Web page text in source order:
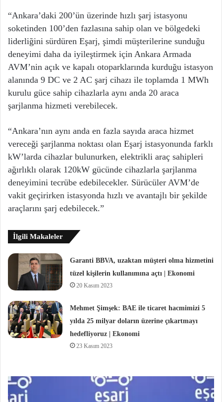
“Ankara’daki 200’ün üzerinde hızlı şarj istasyonu
soketinden 100’den fazlasına sahip olan ve bölgedeki
liderliğini sürdüren Eşarj, şimdi müşterilerine sunduğu
deneyimi daha da iyileştirmek için Ankara Armada
AVM’nin açık ve kapalı otoparklarında kurduğu istasyon
alanında 9 DC ve 2 AC şarj cihazı ile toplamda 1 MWh
kurulu güce sahip cihazlarla aynı anda 20 araca
şarjlanma hizmeti verebilecek.
“Ankara’nın aynı anda en fazla sayıda araca hizmet
vereceği şarjlanma noktası olan Eşarj istasyonunda farklı
kW’larda cihazlar bulunurken, elektrikli araç sahipleri
ağırlıklı olarak 120kW gücünde cihazlarla şarjlanma
deneyimini tecrübe edebilecekler. Sürücüler AVM’de
vakit geçirirken istasyonda hızlı ve avantajlı bir şekilde
araçlarını şarj edebilecek.”
İlgili Makaleler
Garanti BBVA, uzaktan müşteri olma hizmetini
tüzel kişilerin kullanımına açtı | Ekonomi
20 Kasım 2023
Mehmet Şimşek: BAE ile ticaret hacmimizi 5
yılda 25 milyar doların üzerine çıkartmayı
hedefliyoruz | Ekonomi
23 Kasım 2023